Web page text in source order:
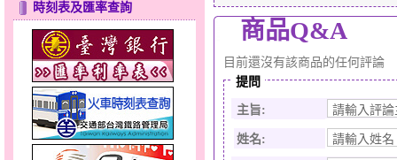
時刻表及匯率查詢
商品Q&A
目前還沒有該商品的任何評論
提問
主旨:
姓名: